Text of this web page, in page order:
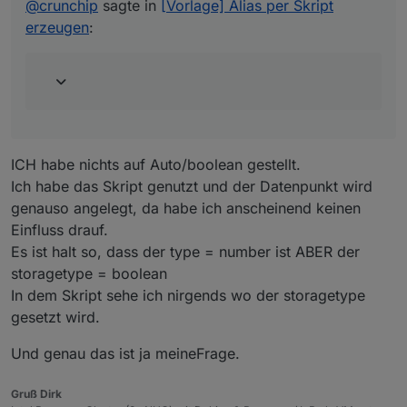
aus.
@crunchip
Influx/Grafana nicht mehr und dir wird "no data"
angezeigt.
@crunchip sagte in [Vorlage] Alias per Skript
erzeugen:
ICH habe nichts auf Auto/boolean gestellt.
Ich habe das Skript genutzt und der Datenpunkt wird
genauso angelegt, da habe ich anscheinend keinen
Einfluss drauf.
Es ist halt so, dass der type = number ist ABER der
storagetype = boolean
In dem Skript sehe ich nirgends wo der storagetype
gesetzt wird.
Und genau das ist ja meineFrage.
Gruß Dirk